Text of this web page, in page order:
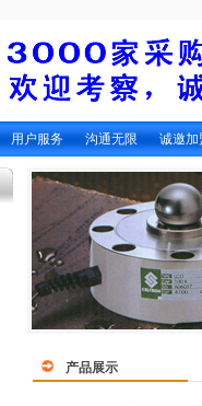
用户服务 沟通无限 诚邀加
产品展示